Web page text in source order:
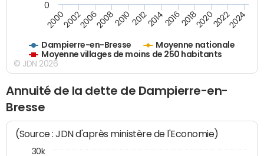
Dampierre-en-Bresse
Moyenne nationale
Moyenne villages de moins de 250 habitants
200020022006200820102012201420162018202020222024
0
© JDN 2026
Annuité de la dette de Dampierre-en-
Bresse
(Source : JDN d'après ministère de l'Economie)
30k